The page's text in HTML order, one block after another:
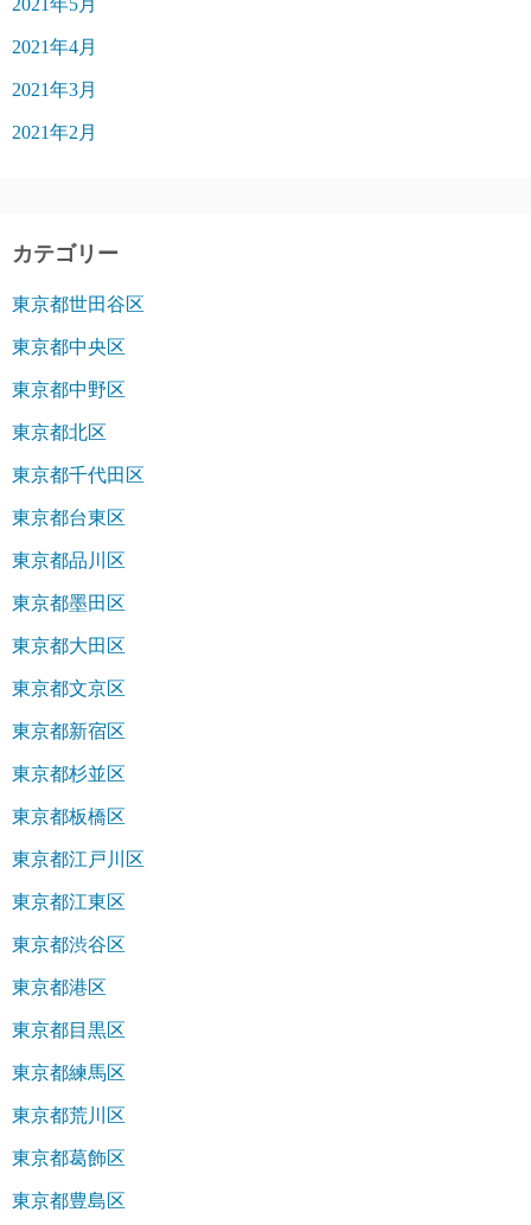
2021年5月
2021年4月
2021年3月
2021年2月
カテゴリー
東京都世田谷区
東京都中央区
東京都中野区
東京都北区
東京都千代田区
東京都台東区
東京都品川区
東京都墨田区
東京都大田区
東京都文京区
東京都新宿区
東京都杉並区
東京都板橋区
東京都江戸川区
東京都江東区
東京都渋谷区
東京都港区
東京都目黒区
東京都練馬区
東京都荒川区
東京都葛飾区
東京都豊島区